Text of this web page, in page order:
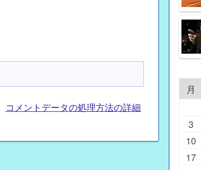
コメントデータの処理方法の詳細
月
3
10
17